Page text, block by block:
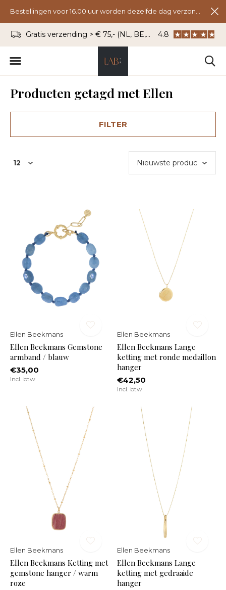
Gratis verzending > € 75,- (NL, BE, DU) WhatsApp: 06 -
4.8
Producten getagd met Ellen
FILTER
Ellen Beekmans
Ellen Beekmans Gemstone
armband / blauw
€35,00
Incl. btw
Ellen Beekmans
Ellen Beekmans Lange
ketting met ronde medaillon
hanger
€42,50
Incl. btw
Ellen Beekmans
Ellen Beekmans Ketting met
gemstone hanger / warm
roze
Ellen Beekmans
Ellen Beekmans Lange
ketting met gedraaide
hanger